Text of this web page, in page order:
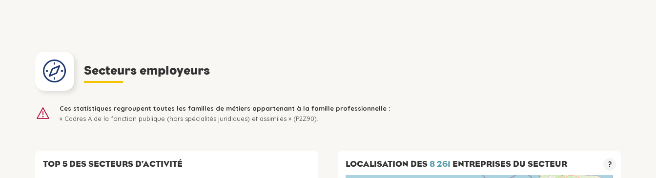
Secteurs employeurs
Ces statistiques regroupent toutes les familles de métiers appartenant à la famille professionnelle :
« Cadres A de la fonction publique (hors spécialités juridiques) et assimilés » (P2Z90).
TOP 5 DES SECTEURS D’ACTIVITÉ LOCALISATION DES8 261 ENTREPRISES DU SECTEUR ?